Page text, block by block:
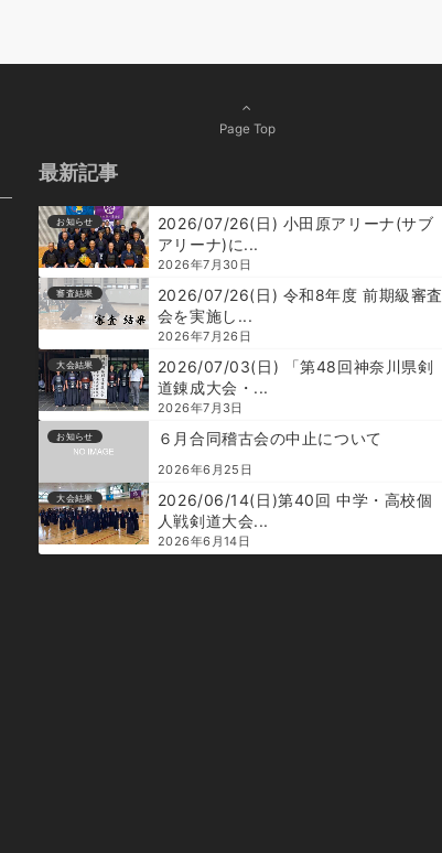
Page Top
最新記事
お知らせ
2026/07/26(日) 小田原アリーナ(サブ
アリーナ)に...
2026年7月30日
審査結果
2026/07/26(日) 令和8年度 前期級審査
会を実施し...
2026年7月26日
大会結果
2026/07/03(日) 「第48回神奈川県剣
道錬成大会・...
2026年7月3日
お知らせ ６月合同稽古会の中止について
2026年6月25日
大会結果
2026/06/14(日)第40回 中学・高校個
人戦剣道大会...
2026年6月14日